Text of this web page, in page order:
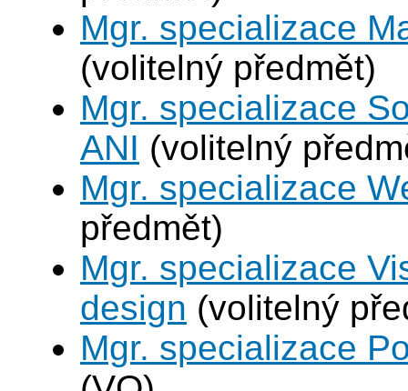
Mgr. specializace
(volitelný předmět)
Mgr. specializace
ANI (volitelný
Mgr. specializace
předmět)
Mgr. specializace
design (volitelný
Mgr. specializace